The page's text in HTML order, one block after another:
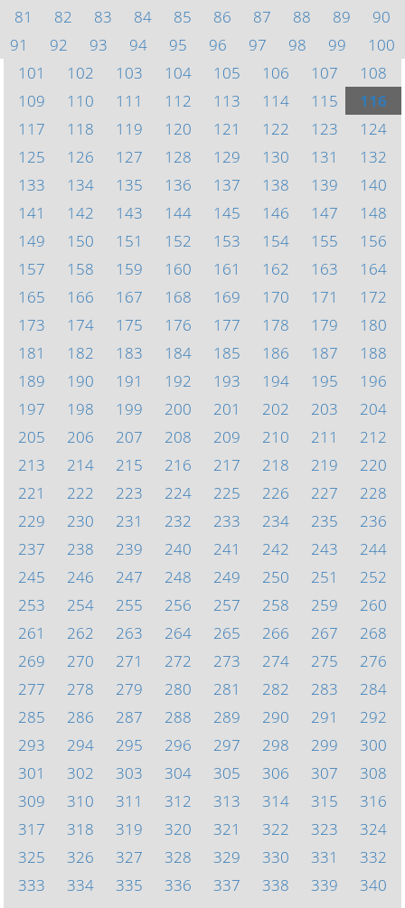
81
82 83 84 85 86 87 88 89
90
91
92 93 94 95 96 97 98 99
100
101
102 103 104 105 106 107
108
109
110 111 112 113 114 115
116
117
118 119 120 121 122 123
124
125
126 127 128 129 130 131
132
133
134 135 136 137 138 139
140
141
142 143 144 145 146 147
148
149
150 151 152 153 154 155
156
157
158 159 160 161 162 163
164
165
166 167 168 169 170 171
172
173
174 175 176 177 178 179
180
181
182 183 184 185 186 187
188
189
190 191 192 193 194 195
196
197
198 199 200 201 202 203
204
205
206 207 208 209 210 211
212
213
214 215 216 217 218 219
220
221
222 223 224 225 226 227
228
229
230 231 232 233 234 235
236
237
238 239 240 241 242 243
244
245
246 247 248 249 250 251
252
253
254 255 256 257 258 259
260
261
262 263 264 265 266 267
268
269
270 271 272 273 274 275
276
277
278 279 280 281 282 283
284
285
286 287 288 289 290 291
292
293
294 295 296 297 298 299
300
301
302 303 304 305 306 307
308
309
310 311 312 313 314 315
316
317
318 319 320 321 322 323
324
325
326 327 328 329 330 331
332
333
334 335 336 337 338 339
340